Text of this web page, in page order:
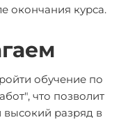
окончания курса.
обучение по
что позволит
высокий разряд в